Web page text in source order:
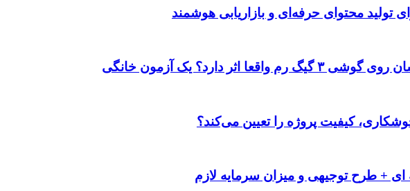
اثر دارد؟ یک آزمون خانگی
کیفیت پروژه را تعیین می‌کند؟
ای + طرح توجیهی و میزان سرمایه لازم